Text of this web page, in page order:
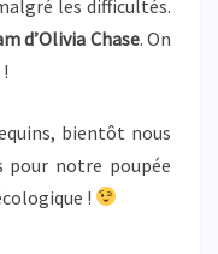
les difficultés.
d’Olivia Chase. On
bientôt nous
pour notre poupée
!